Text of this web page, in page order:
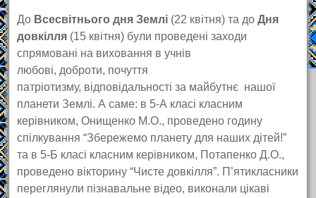
До Всесвітнього дня Землі (22 квітня) та доДня
довкілля (15 квітня) були проведені заходи
спрямовані на виховання в учнів
любові, доброти, почуття
патріотизму, відповідальності за майбутнє нашої
планети Землі. А саме: в 5-А класі класним
керівником, Онищенко М.О., проведено годину
спілкування “Збережемо планету для наших дітей!”
та в 5-Б класі класним керівником, Потапенко Д.О.,
проведено вікторину “Чисте довкілля”. П’ятикласники
переглянули пізнавальне відео, виконали цікаві